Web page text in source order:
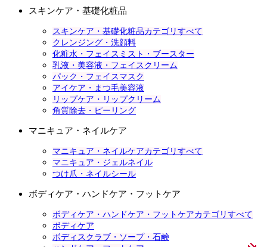
スキンケア・基礎化粧品
スキンケア・基礎化粧品カテゴリすべて
クレンジング・洗顔料
化粧水・フェイスミスト・ブースター
乳液・美容液・フェイスクリーム
パック・フェイスマスク
アイケア・まつ毛美容液
リップケア・リップクリーム
角質除去・ピーリング
マニキュア・ネイルケア
マニキュア・ネイルケアカテゴリすべて
マニキュア・ジェルネイル
つけ爪・ネイルシール
ボディケア・ハンドケア・フットケア
ボディケア・ハンドケア・フットケアカテゴリすべて
ボディケア
ボディスクラブ・ソープ・石鹸